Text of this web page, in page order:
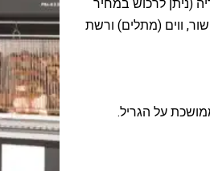
(ניתן לרכוש במחיר
ווים (מתלים) ורשת
על הגריל.